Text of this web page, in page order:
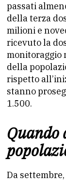
passati
della terza
milioni e
ricevuto la
monitoraggio
della
rispetto
stanno
1.500.
Da